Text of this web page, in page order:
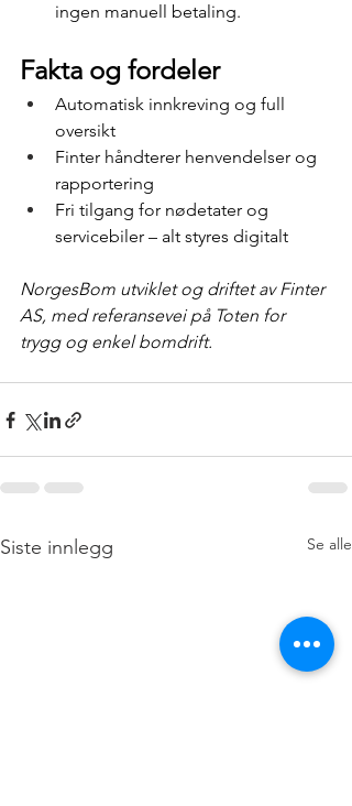
ingen manuell betaling.
Fakta og fordeler
Automatisk innkreving og full
oversikt
Finter håndterer henvendelser og
rapportering
Fri tilgang for nødetater og
servicebiler – alt styres digitalt
NorgesBom utviklet og driftet av Finter
AS, med referansevei på Toten for
trygg og enkel bomdrift.
Siste innlegg Se alle